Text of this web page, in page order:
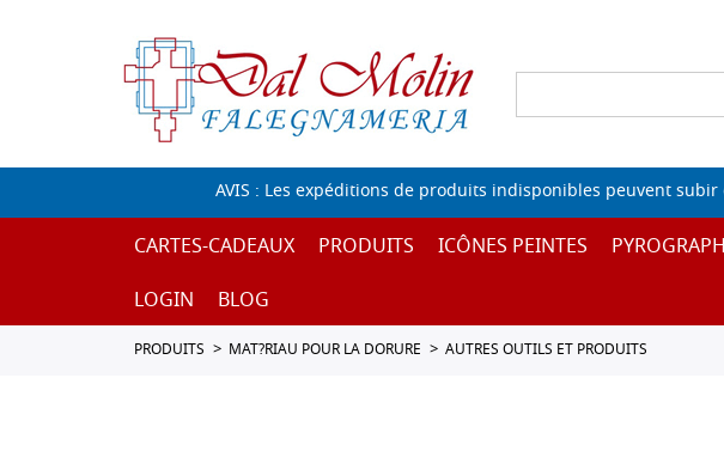
AVIS : Les expéditions de produits indisponibles peuvent
CARTES-CADEAUX PRODUITS ICÔNES PEINTES
LOGIN
BLOG
PRODUITS MAT?RIAU POUR LA DORURE AUTRES OUTILS ET PRODUITS